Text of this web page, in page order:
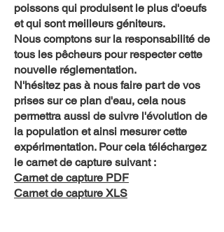
poissons qui produisent le plus d'oeufs
et qui sont meilleurs géniteurs.
Nous comptons sur la responsabilité de
tous les pêcheurs pour respecter cette
nouvelle réglementation.
N'hésitez pas à nous faire part de vos
prises sur ce plan d'eau, cela nous
permettra aussi de suivre l'évolution de
la population et ainsi mesurer cette
expérimentation. Pour cela téléchargez
le carnet de capture suivant :
Carnet de capture PDF
Carnet de capture XLS